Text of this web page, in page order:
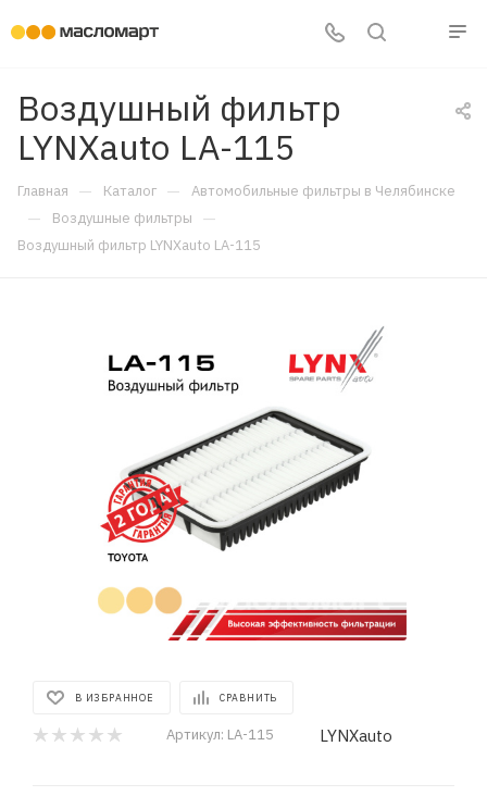
Воздушный фильтр
LYNXauto LA-115
Главная — Каталог — Автомобильные фильтры в Челябинске
— Воздушные фильтры —
Воздушный фильтр LYNXauto LA-115
В ИЗБРАННОЕ СРАВНИТЬ
Артикул: LA-115 LYNXauto